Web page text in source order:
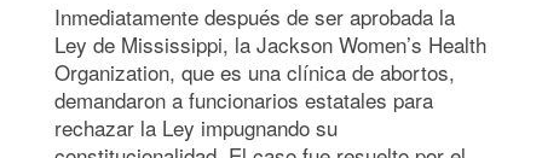
Inmediatamente después de ser aprobada la
Ley de Mississippi, la Jackson Women’s Health
Organization, que es una clínica de abortos,
demandaron a funcionarios estatales para
rechazar la Ley impugnando su